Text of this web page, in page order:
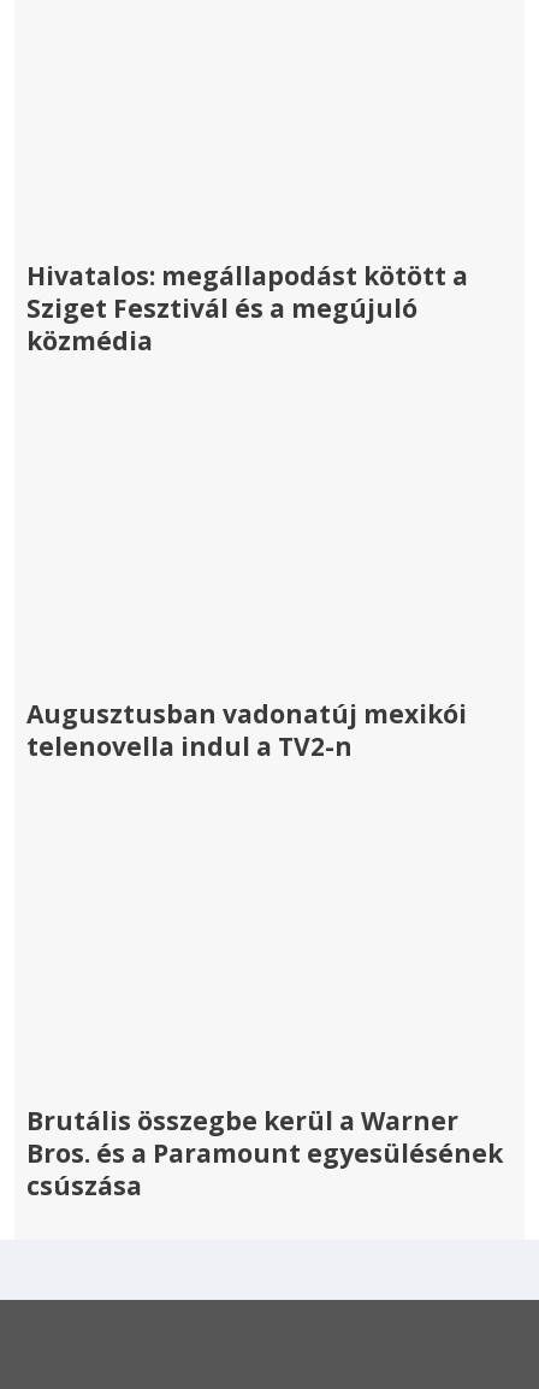
Hivatalos: megállapodást kötött a
Sziget Fesztivál és a megújuló
közmédia
Augusztusban vadonatúj mexikói
telenovella indul a TV2-n
Brutális összegbe kerül a Warner
Bros. és a Paramount egyesülésének
csúszása